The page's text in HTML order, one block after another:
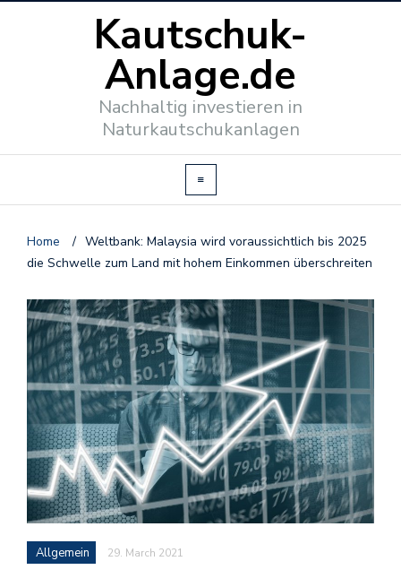
Kautschuk-
Anlage.de
Nachhaltig investieren in
Naturkautschukanlagen
Home / Weltbank: Malaysia wird voraussichtlich bis 2025
die Schwelle zum Land mit hohem Einkommen überschreiten
Allgemein 29. March 2021